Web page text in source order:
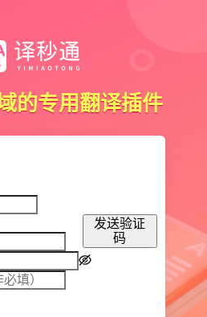
的专用翻译插件
发送验证
码